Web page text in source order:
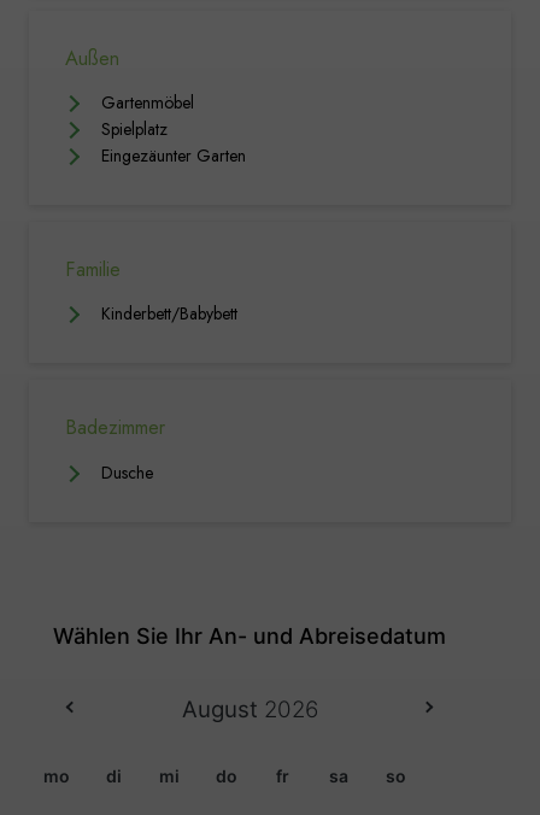
Außen
Gartenmöbel
Spielplatz
Eingezäunter Garten
Familie
Kinderbett/Babybett
Badezimmer
Dusche
August 2026
mo di mi do fr sa so